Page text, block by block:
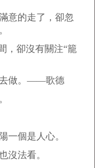
意的走了，卻忽
，卻沒有關注“籠
去做。——歌德
一個是人心。
沒法看。